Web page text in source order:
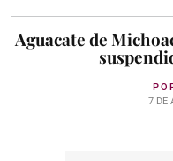
Aguacate de
7 DE